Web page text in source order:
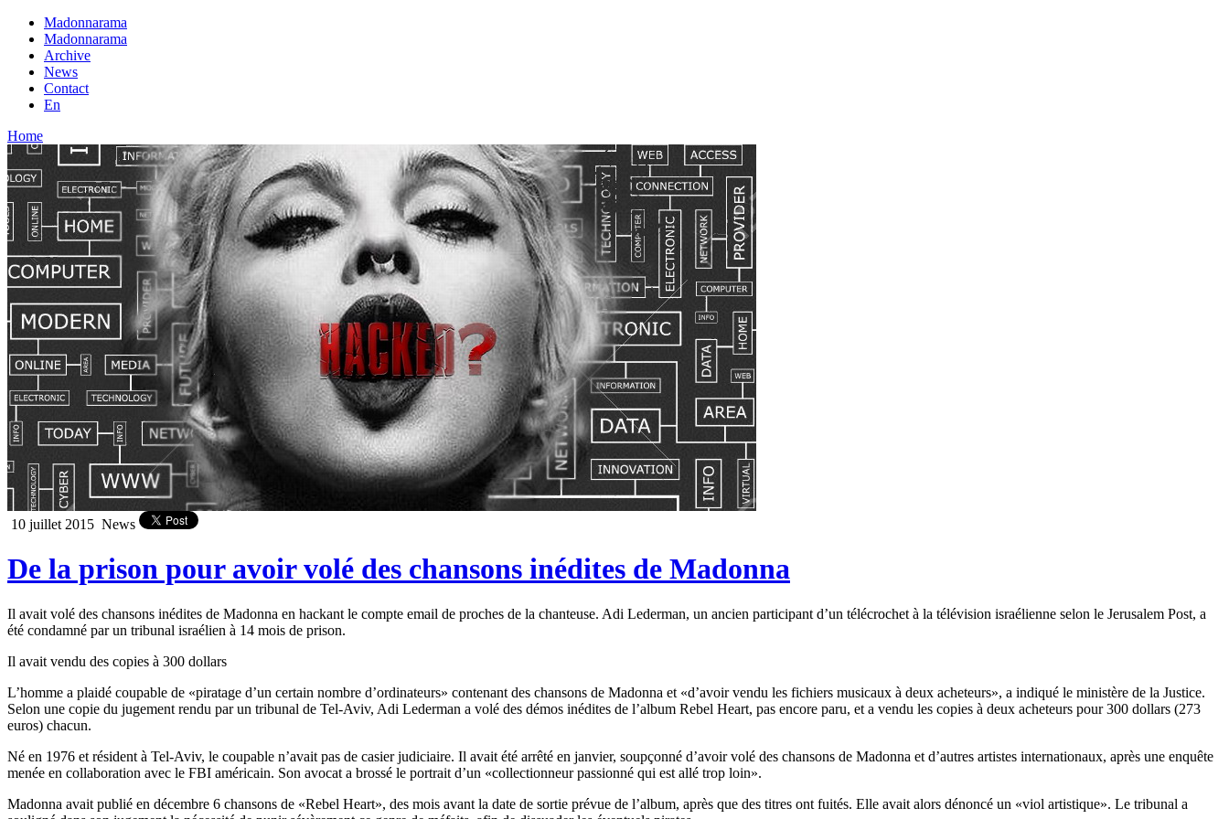
Madonnarama
Madonnarama
Archive
News
Contact
En
Home
10 juillet 2015 News
De la prison pour avoir volé des chansons inédites de Madonna
Il avait volé des chansons inédites de Madonna en hackant le compte email de proches de la chanteuse. Adi Lederman, un ancien participant d’un télécrochet à la télévision israélienne selon le Jerusalem Post, a
été condamné par un tribunal israélien à 14 mois de prison.
Il avait vendu des copies à 300 dollars
L’homme a plaidé coupable de «piratage d’un certain nombre d’ordinateurs» contenant des chansons de Madonna et «d’avoir vendu les fichiers musicaux à deux acheteurs», a indiqué le ministère de la Justice.
Selon une copie du jugement rendu par un tribunal de Tel-Aviv, Adi Lederman a volé des démos inédites de l’album Rebel Heart, pas encore paru, et a vendu les copies à deux acheteurs pour 300 dollars (273
euros) chacun.
Né en 1976 et résident à Tel-Aviv, le coupable n’avait pas de casier judiciaire. Il avait été arrêté en janvier, soupçonné d’avoir volé des chansons de Madonna et d’autres artistes internationaux, après une enquête
menée en collaboration avec le FBI américain. Son avocat a brossé le portrait d’un «collectionneur passionné qui est allé trop loin».
Madonna avait publié en décembre 6 chansons de «Rebel Heart», des mois avant la date de sortie prévue de l’album, après que des titres ont fuités. Elle avait alors dénoncé un «viol artistique». Le tribunal a